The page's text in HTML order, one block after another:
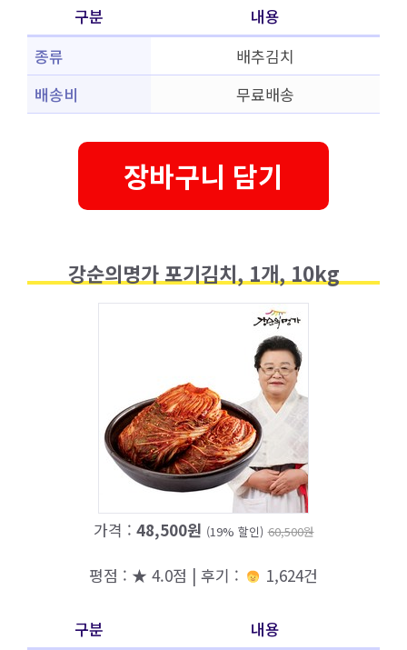
구분
내용
종류
배추김치
배송비
무료배송
장바구니 담기
강순의명가 포기김치, 1개, 10kg
가격 : 48,500원 (19% 할인) 60,500원
평점 : ★ 4.0점 | 후기 : 1,624건
구분
내용